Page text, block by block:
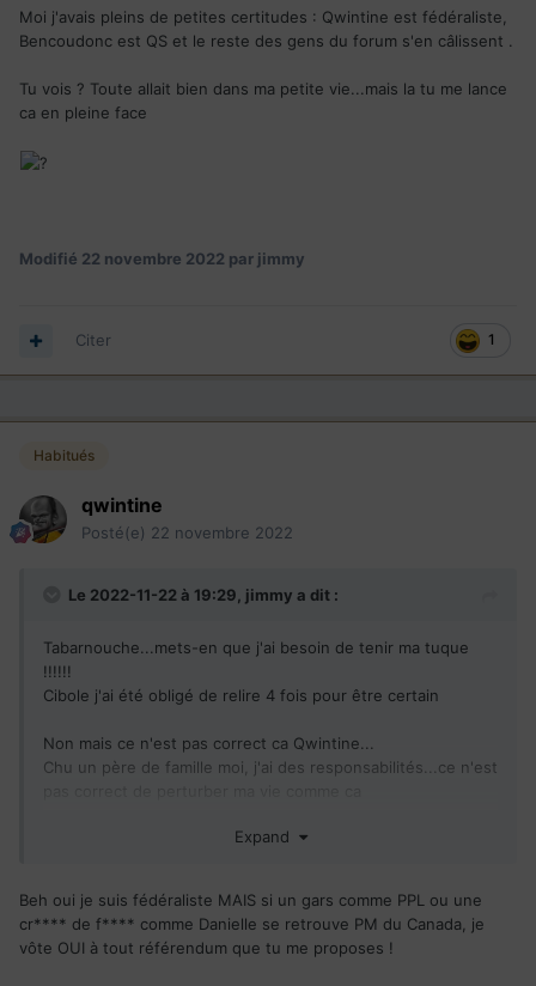
Moi j'avais pleins de petites certitudes : Qwintine est fédéraliste,
Bencoudonc est QS et le reste des gens du forum s'en câlissent .
Tu vois ? Toute allait bien dans ma petite vie...mais la tu me lance
ca en pleine face
Modifié 22 novembre 2022 par jimmy
1
Citer
Habitués
qwintine
Posté(e) 22 novembre 2022
Le 2022-11-22 à 19:29, jimmy a dit :
Tabarnouche...mets-en que j'ai besoin de tenir ma tuque
!!!!!!
Cibole j'ai été obligé de relire 4 fois pour être certain
Non mais ce n'est pas correct ca Qwintine...
Chu un père de famille moi, j'ai des responsabilités...ce n'est
Moi j'avais pleins de petites certitudes : Qwintine est
Tu vois ? Toute allait bien dans ma petite vie...mais la tu me
lance ca en pleine face
Expand
Beh oui je suis fédéraliste MAIS si un gars comme PPL ou une
cr**** de f**** comme Danielle se retrouve PM du Canada, je
vôte OUI à tout référendum que tu me proposes !